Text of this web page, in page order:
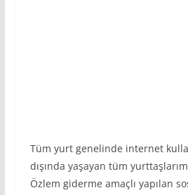
Tüm yurt genelinde internet
dışında yaşayan tüm
Özlem giderme amaçlı yapılan